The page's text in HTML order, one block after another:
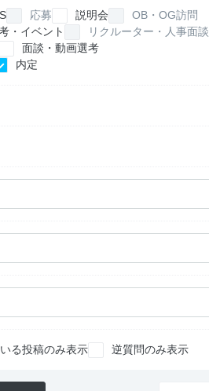
応募 説明会
OB・OG訪問
・イベント
リクルーター・人事面談
面談・動画選考
内定
る投稿のみ表示 逆質問のみ表示